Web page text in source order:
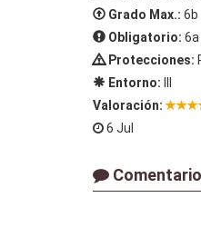
Grado Max.: 6b
Obligatorio: 6a
Protecciones:
Entorno:
Valoración:
6 Jul